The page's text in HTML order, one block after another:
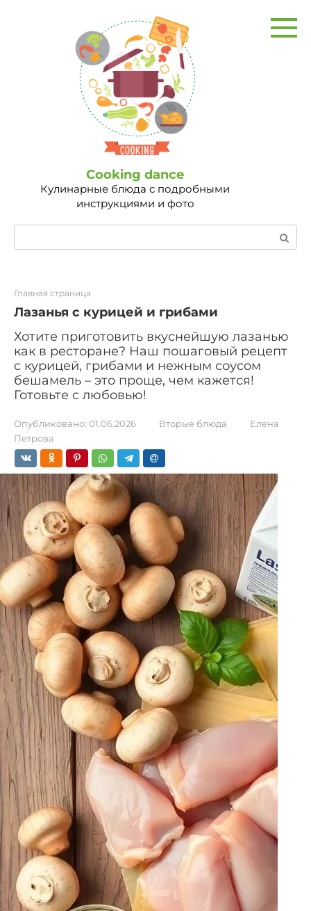
Сooking dance
Кулинарные блюда с подробными
инструкциями и фото
Поиск:
Главная страница
Лазанья с курицей и грибами
Хотите приготовить вкуснейшую лазанью
как в ресторане? Наш пошаговый рецепт
с курицей, грибами и нежным соусом
бешамель – это проще, чем кажется!
Готовьте с любовью!
Опубликовано: 01.06.2026 Вторые блюда
Елена
Петрова